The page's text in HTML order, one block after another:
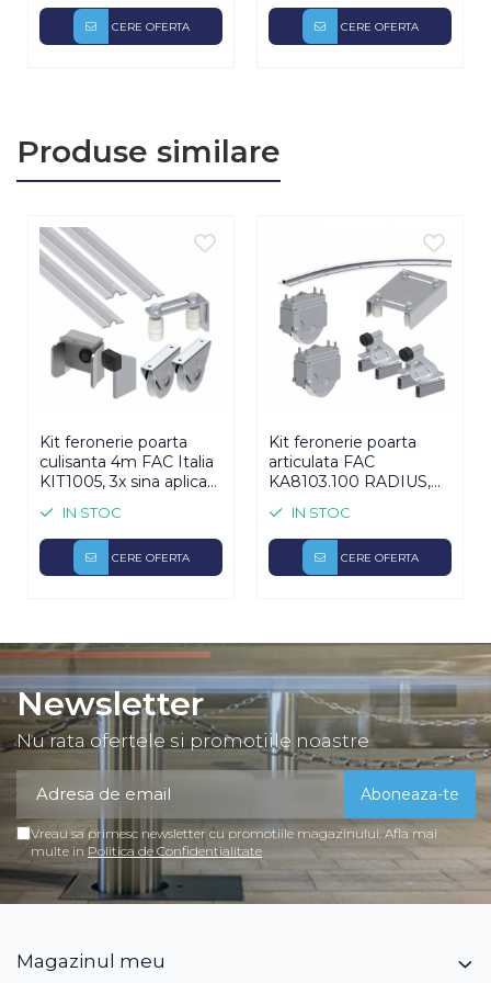
CERE OFERTA CERE OFERTA
Produse similare
Kit feronerie poarta
culisanta 4m FAC Italia
KIT1005, 3x sina aplicata
opritorIN STOC
CERE OFERTA
Kit feronerie poarta
articulata FAC
KA8103.100 RADIUS,
R=1m, 500Kg/ poarta,
deschidere la 90 grade
IN STOC
CERE OFERTA
Newsletter
Nu rata ofertele si promotiile noastre
Vreau sa primesc newsletter cu promotiile magazinului. Afla mai
multe inPolitica de Confidentialitate
Magazinul meu